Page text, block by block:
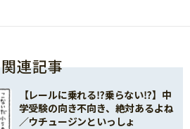
関連記事
【レールに乗れる⁉乗らない⁉】中
学受験の向き不向き、絶対あるよね
／ウチュージンといっしょ